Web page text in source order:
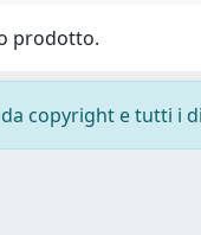
prodotto.
copyright e tutti i